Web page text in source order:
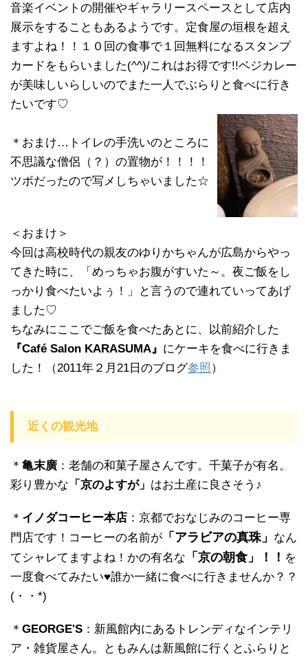
音楽イベントの開催やギャラリースペースとして店内
展示をすることもあるようです。定食屋の垣根を超え
ますよね！！１０回の食事で１回無料になるスタンプ
カードをもらいました(^^)/これはお得です!!ベジカレー
が美味しいらしいのでまた一人でぶらりと食べに行き
たいです♡
＊おまけ…トイレの手洗いのところに
不思議な僧侶（？）の置物が！！！！
ツボだったので写メしちゃいました☆
＜おまけ＞
今回は高校時代の親友のゆりかちゃんが広島からやっ
てきた時に、「めっちゃお腹がすいた～。夜ご飯をし
っかり食べたいよぅ！」と言うので連れていってあげ
ました♡
ちなみにここでご飯を食べたあとに、以前紹介した
『Café Salon KARASUMA』 にケーキを食べに行きま
した！（2011年２月21日のブログ参照 ）
近くの観光地
＊ 亀末廣 ：老舗の和菓子屋さんです。千菓子が有名。
彩り豊かな 「京のよすが」 はお土産に良さそう♪
＊ イノダコーヒー本店 ：京都でおなじみのコーヒー専
門店です！コーヒーの名前が 「アラビアの真珠」 なん
てシャレてますよね！かの有名な 「京の朝食」！！ を
一度食べてみたい♥誰か一緒に食べに行きませんか？？
(・・*)
＊ GEORGE'S ：新風館内にあるトレンディなインテリ
ア・雑貨屋さん。ともみんは新風館に行くとふらりと